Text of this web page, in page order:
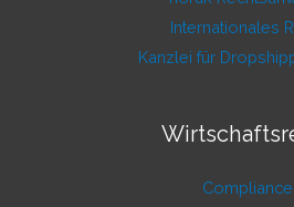
Internationales
Kanzlei für
Compliance